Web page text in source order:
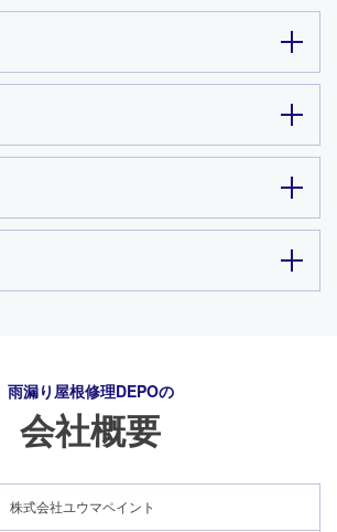
雨漏り屋根修理DEPOの
会社概要
株式会社ユウマペイント